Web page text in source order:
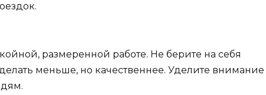
размеренной работе. Не берите на себя
меньше, но качественнее. Уделите внимание